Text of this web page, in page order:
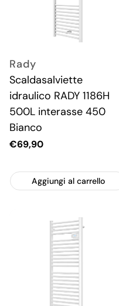
Rady
Scaldasalviette
idraulico RADY 1186H
500L interasse 450
Bianco
Prezzo
€69,90
Aggiungi al carrello